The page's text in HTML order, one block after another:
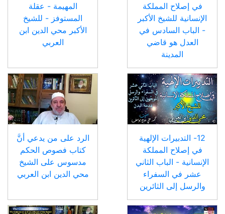
في إصلاح المملكة
الإنسانية للشيخ الأكبر
- الباب السادس في
العدل هو قاضي
المدينة
المهيمة - عقلة
المستوفز - للشيخ
الأكبر محي الدين ابن
العربي
12- التدبيرات الإلهية
في إصلاح المملكة
الإنسانية - الباب الثاني
عشر في السفراء
والرسل إلى الثائرين
الرد على من يدعي أنَّ
كتاب فصوص الحكم
مدسوس على الشيخ
محي الدين ابن العربي